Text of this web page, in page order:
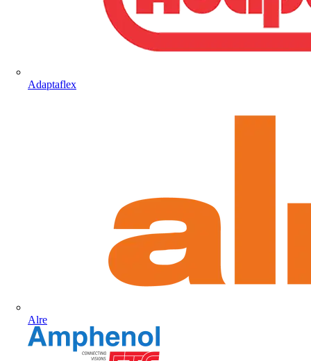
Adaptaflex
Alre